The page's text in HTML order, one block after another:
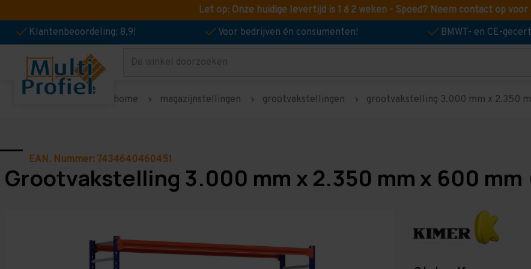
Let op: Onze huidige levertijd is 1 á 2 weken - Spoed? Neem contact op
Klantenbeoordeling: 8,9!
Voor bedrijven én consumenten! BMWT- en CE-
Zoeken
home magazijnstellingen grootvakstellingen grootvakstelling 3.000 mm x 2.350
EAN. Nummer: 7434640460451
Grootvakstelling 3.000 mm x 2.350 mm x 600 mm